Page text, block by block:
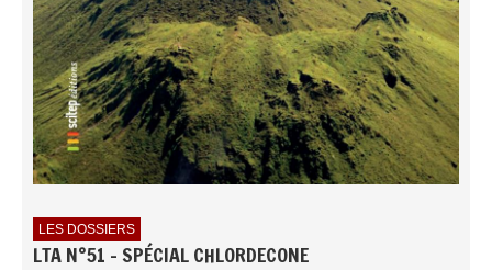
LES DOSSIERS
LTA N°51 - SPÉCIAL CHLORDECONE